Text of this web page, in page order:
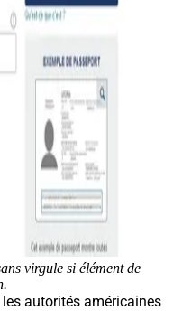
virgule si élément de
autorités américaines